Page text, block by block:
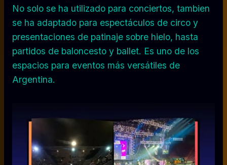
No solo se ha utilizado para conciertos, tambien
se ha adaptado para espectáculos de circo y
presentaciones de patinaje sobre hielo, hasta
partidos de baloncesto y ballet. Es uno de los
espacios para eventos más versátiles de
Argentina.